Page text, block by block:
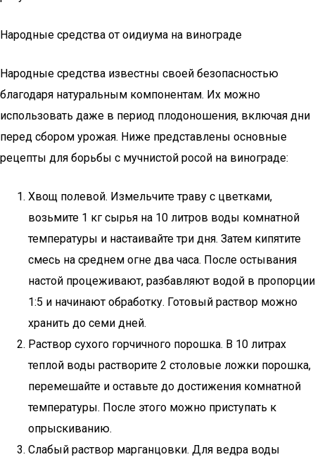
Народные средства от оидиума на винограде
Народные средства известны своей безопасностью
благодаря натуральным компонентам. Их можно
использовать даже в период плодоношения, включая дни
перед сбором урожая. Ниже представлены основные
рецепты для борьбы с мучнистой росой на винограде:
Хвощ полевой. Измельчите траву с цветками,
возьмите 1 кг сырья на 10 литров воды комнатной
температуры и настаивайте три дня. Затем кипятите
смесь на среднем огне два часа. После остывания
настой процеживают, разбавляют водой в пропорции
1:5 и начинают обработку. Готовый раствор можно
хранить до семи дней.
Раствор сухого горчичного порошка. В 10 литрах
теплой воды растворите 2 столовые ложки порошка,
перемешайте и оставьте до достижения комнатной
температуры. После этого можно приступать к
опрыскиванию.
Слабый раствор марганцовки. Для ведра воды